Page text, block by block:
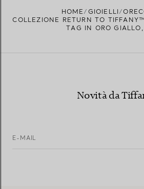
HOME GIOIELLI
COLLEZIONE RETURN TO
TAG IN ORO
Novità da
E-MAIL